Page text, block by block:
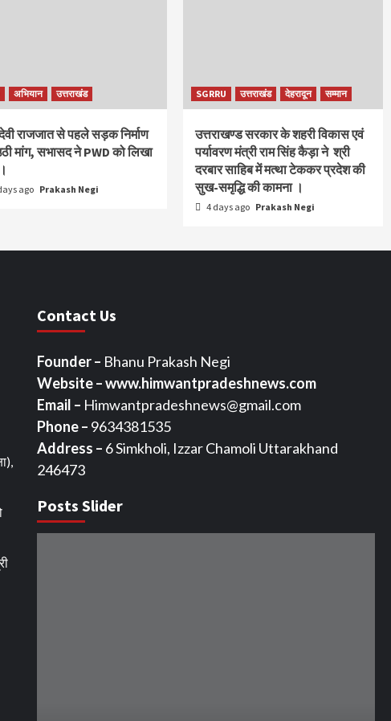
अभियान उत्तराखंड
राजजात से पहले सड़क निर्माण
मांग, सभासद ने PWD को लिखा
ago Prakash Negi
SGRRU उत्तराखंड देहरादून सम्मान
उत्तराखण्ड सरकार के शहरी विकास एवं
पर्यावरण मंत्री राम सिंह कैड़ा ने श्री
दरबार साहिब में मत्था टेककर प्रदेश की
सुख-समृद्धि की कामना ।
4 days ago Prakash Negi
Contact Us
Founder – Bhanu Prakash Negi
Website – www.himwantpradeshnews.com
Email – Himwantpradeshnews@gmail.com
Phone – 9634381535
Address – 6 Simkholi, Izzar Chamoli Uttarakhand
246473
Posts Slider